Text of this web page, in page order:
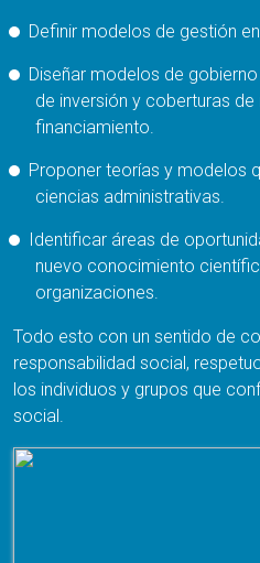
Definir modelos de gestión
Diseñar modelos de
de inversión y coberturas de
financiamiento.
Proponer teorías y modelos
ciencias administrativas.
Identificar áreas de
nuevo conocimiento
organizaciones.
Todo esto con un sentido de
responsabilidad social,
los individuos y grupos que
social.